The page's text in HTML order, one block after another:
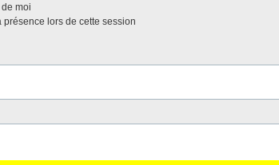
moi
présence lors de cette session